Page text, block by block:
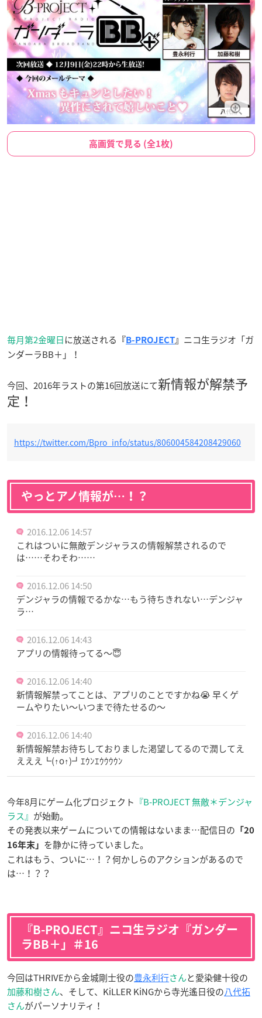
高画質で見る (全1枚)
毎月第2金曜日に放送される 『B-PROJECT 』 ニコ生ラジオ「ガ
ンダーラBB＋」！
今回、2016年ラストの第16回放送にて新情報が解禁予
定！
https://twitter.com/Bpro_info/status/806004584208429060
やっとアノ情報が…！？
2016.12.06 14:57
これはついに無敵デンジャラスの情報解禁されるので
は……そわそわ……
2016.12.06 14:50
デンジャラの情報でるかな…もう待ちきれない…デンジャ
ラ…
2016.12.06 14:43
アプリの情報待ってる〜😇
2016.12.06 14:40
新情報解禁ってことは、アプリのことですかね😭 早くゲ
ームやりたい〜いつまで待たせるの〜
2016.12.06 14:40
新情報解禁お待ちしておりました渇望してるので潤してえ
えええ┗(↑o↑)┛ｴｳﾝｴｳｳｳｳﾝ
今年8月にゲーム化プロジェクト 『B-PROJECT 無敵＊デンジャ
ラス』 が始動。
その発表以来ゲームについての情報はないまま…配信日の 「20
16年末」 を静かに待っていました。
これはもう、ついに…！？何かしらのアクションがあるので
は…！？？
『B-PROJECT』ニコ生ラジオ『ガンダー
ラBB＋」＃16
今回はTHRIVEから金城剛士役の豊永利行さんと愛染健十役の
加藤和樹さん、そして、KiLLER KiNGから寺光遙日役の八代拓
さんがパーソナリティ！